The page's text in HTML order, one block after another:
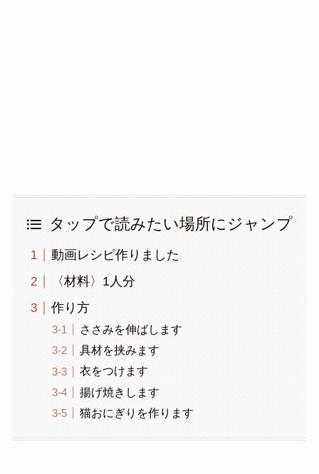
タップで読みたい場所にジャンプ
動画レシピ作りました
〈材料〉1人分
作り方
ささみを伸ばします
具材を挟みます
衣をつけます
揚げ焼きします
猫おにぎりを作ります